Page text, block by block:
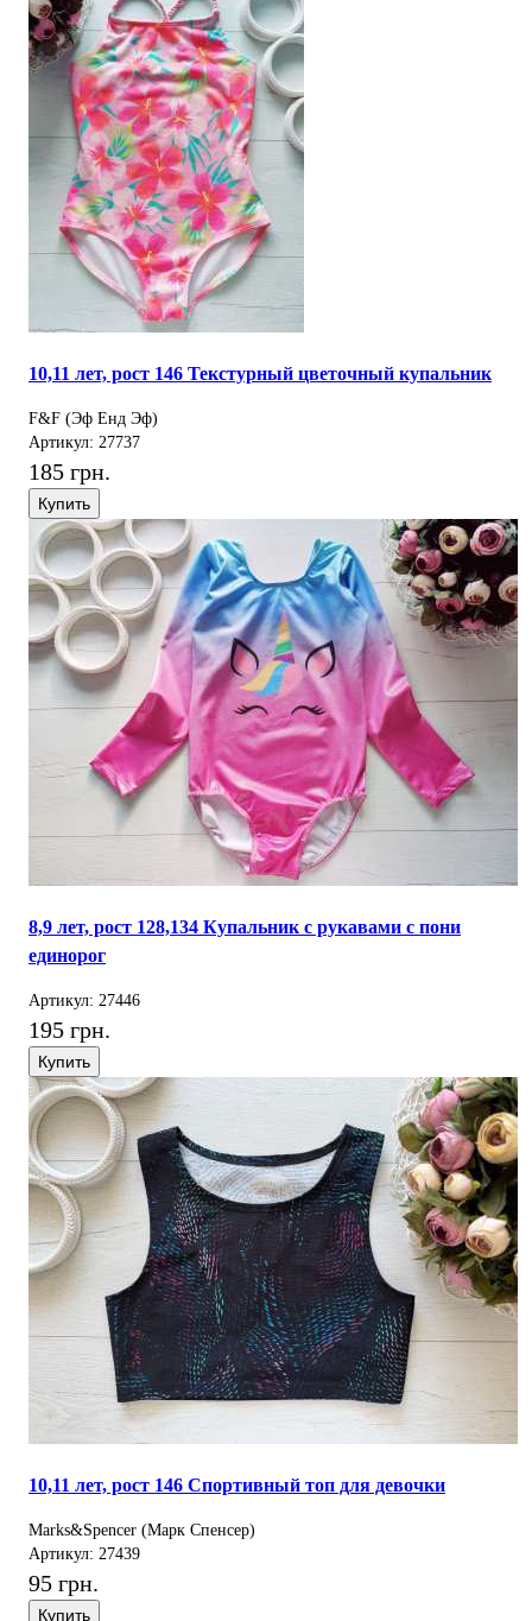
10,11 лет, рост 146 Текстурный цветочный купальник
F&F (Эф Енд Эф)
Артикул: 27737
185 грн.
Купить
8,9 лет, рост 128,134 Купальник с рукавами с пони
единорог
Артикул: 27446
195 грн.
Купить
10,11 лет, рост 146 Спортивный топ для девочки
Marks&Spencer (Марк Спенсер)
Артикул: 27439
95 грн.
Купить